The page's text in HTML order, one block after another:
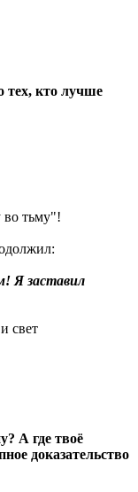
тех, кто лучше
во тьму"!
Я заставил
свет
А где твоё
доказательство